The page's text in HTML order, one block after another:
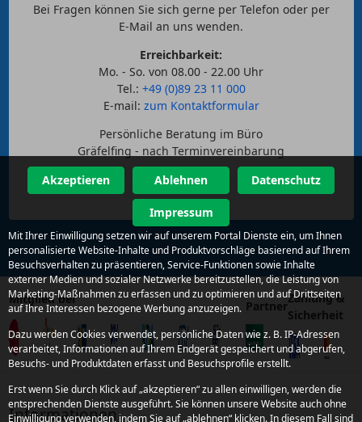
Bei Fragen können Sie sich gerne per Telefon oder per
E-Mail an uns wenden.
Erreichbarkeit:
Mo. - So. von 08.00 - 22.00 Uhr
Tel.: +49 (0)89 23 11 000
E-mail: zum Kontaktformular
Persönliche Beratung im Büro
Gräfelfing - nach Terminvereinbarung
Mitglied bei Partner
Zahlung &
Sicherheit
Informationen
Akzeptieren Ablehnen Datenschutz
Impressum
Mit Ihrer Einwilligung setzen wir auf unserem Portal Dienste ein, um Ihnen
personalisierte Website-Inhalte und Produktvorschläge basierend auf Ihrem
Besuchsverhalten zu präsentieren, Service-Funktionen sowie Inhalte
externer Medien und sozialer Netzwerke bereitzustellen, die Leistung von
Marketing-Maßnahmen zu erfassen und zu optimieren und auf Drittseiten
auf Ihre Interessen bezogene Werbung anzuzeigen.
Dazu werden Cookies verwendet, persönliche Daten wie z. B. IP-Adressen
verarbeitet, Informationen auf Ihrem Endgerät gespeichert und abgerufen,
Besuchs- und Produktdaten erfasst und Besuchsprofile erstellt.
Erst wenn Sie durch Klick auf „akzeptieren“ zu allen einwilligen, werden die
entsprechenden Dienste ausgeführt. Sie können unsere Website auch ohne
Einwilligung verwenden, indem Sie auf „ablehnen“ klicken. In diesem Fall sind